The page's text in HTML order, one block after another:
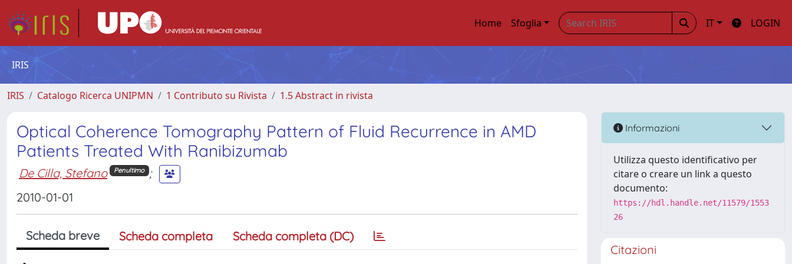
Home Sfoglia IT LOGIN
IRIS
IRIS Catalogo Ricerca UNIPMN 1 Contributo su Rivista 1.5 Abstract in rivista
Optical Coherence Tomography Pattern of Fluid Recurrence in AMD
Patients Treated With Ranibizumab
De Cilla, Stefano Penultimo ;
2010-01-01
Scheda breve Scheda completa Scheda completa (DC)
Informazioni
Utilizza questo identificativo per
citare o creare un link a questo
documento:
https://hdl.handle.net/11579/1553
26
Citazioni